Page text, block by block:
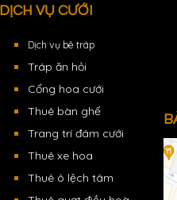
DỊCH VỤ CƯỚI
Dịch vụ bê tráp
Tráp ăn hỏi
Cổng hoa cưới
Thuê bàn ghế
Trang trí đám cưới
Thuê xe hoa
Thuê ô lệch tâm